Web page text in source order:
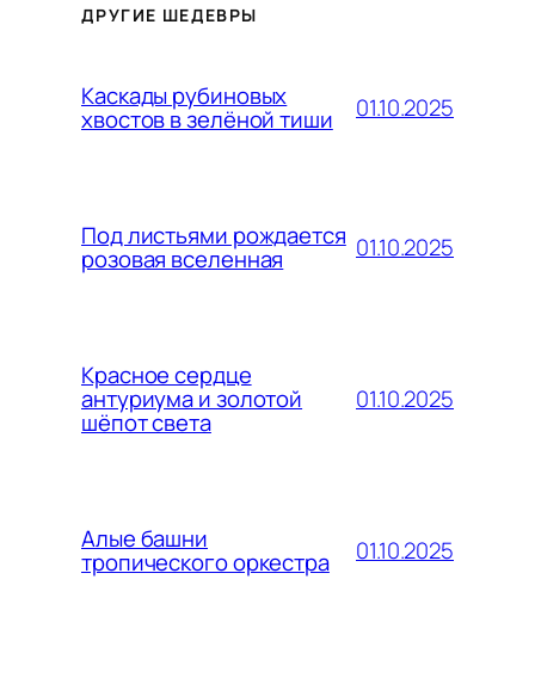
ДРУГИЕ ШЕДЕВРЫ
Каскады рубиновых
хвостов в зелёной тиши 01.10.2025
Под листьями рождается
розовая вселенная 01.10.2025
Красное сердце
антуриума и золотой
шёпот света
01.10.2025
Алые башни
тропического оркестра 01.10.2025